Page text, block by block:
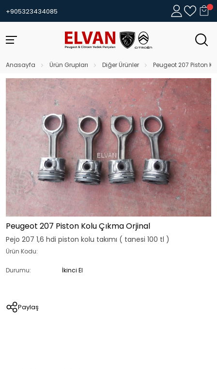
+905323434085
Anasayfa Ürün Grupları Diğer Ürünler Peugeot 207 Piston
Peugeot 207 Piston Kolu Çıkma Orjinal
Pejo 207 1,6 hdi piston kolu takımı ( tanesi 100 tl )
Ürün Kodu:
Durumu: İkinci El
Paylaş